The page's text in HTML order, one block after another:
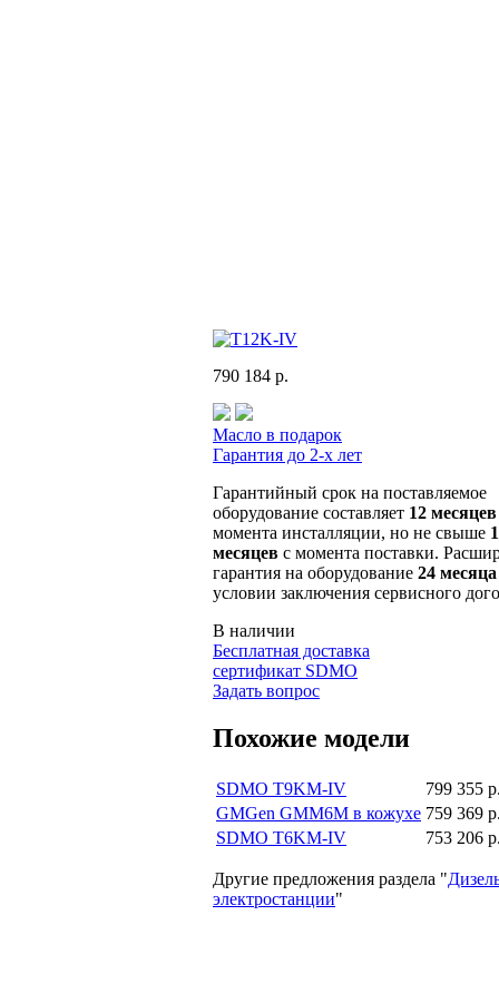
790 184 р.
Масло в подарок
Гарантия до 2-х лет
Гарантийный срок на поставляемое
оборудование составляет 12 месяцев
момента инсталляции, но не свыше
месяцев с момента поставки.
гарантия на оборудование 24 месяца
условии заключения сервисного
В наличии
Бесплатная доставка
сертификат SDMO
Задать вопрос
Похожие модели
SDMO T9KM-IV
799 355
GMGen GMM6M в кожухе 759 369
SDMO T6KМ-IV
753 206
Другие предложения раздела "
электростанции"